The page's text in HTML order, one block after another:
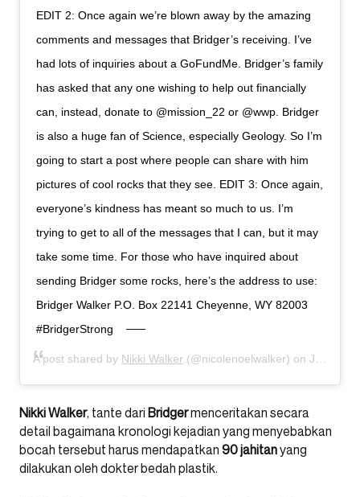
EDIT 2: Once again we’re blown away by the amazing
comments and messages that Bridger’s receiving. I’ve
had lots of inquiries about a GoFundMe. Bridger’s family
has asked that any one wishing to help out financially
can, instead, donate to @mission_22 or @wwp. Bridger
is also a huge fan of Science, especially Geology. So I’m
going to start a post where people can share with him
pictures of cool rocks that they see. EDIT 3: Once again,
everyone’s kindness has meant so much to us. I’m
trying to get to all of the messages that I can, but it may
take some time. For those who have inquired about
sending Bridger some rocks, here’s the address to use:
Bridger Walker P.O. Box 22141 Cheyenne, WY 82003
#BridgerStrong
A post shared by Nikki Walker (@nicolenoelwalker) on Jul 12, 2020 at 8:53am PDT
NikkiWalker, tante dari Bridgermenceritakan secara
detail bagaimana kronologi kejadian yang menyebabkan
bocah tersebut harus mendapatkan 90 jahitanyang
dilakukan oleh dokter bedah plastik.